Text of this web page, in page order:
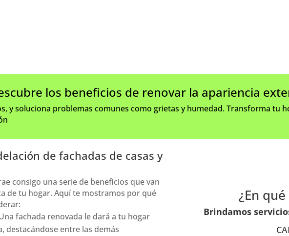
los beneficios de renovar la apariencia
y soluciona problemas comunes como grietas y humedad. Transforma tu
de fachadas de casas y
consigo una serie de beneficios que van
de tu hogar. Aquí te mostramos por qué
fachada renovada le dará a tu hogar
destacándose entre las demás
¿En
Brindamos